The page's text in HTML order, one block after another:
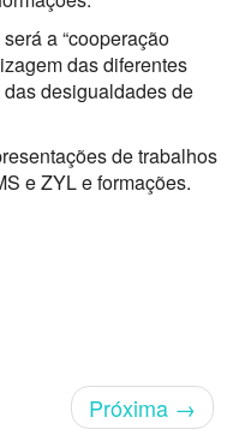
a “cooperação
das diferentes
desigualdades de
de trabalhos
e ZYL e formações.
Próxima →